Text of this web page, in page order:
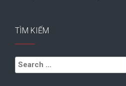
TÌM KIẾM
Search
for: